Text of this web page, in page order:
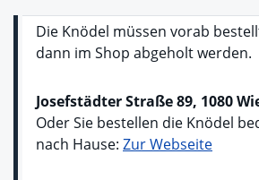
Die Knödel müssen vorab
dann im Shop abgeholt werden.
Josefstädter Straße 89, 1080
Oder Sie bestellen die Knödel
nach Hause: Zur Webseite